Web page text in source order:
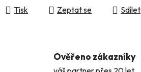
Tisk Zeptat se Sdílet
Ověřeno zákazníky